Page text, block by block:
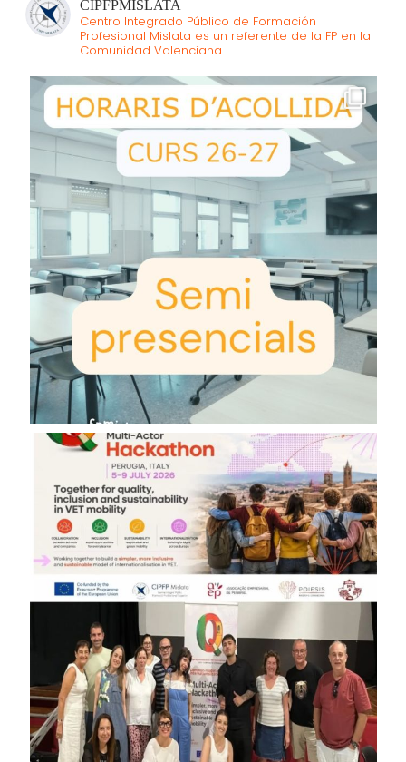
CIPFPMISLATA
Centro Integrado Público de Formación
Profesional Mislata es un referente de la FP en la
Comunidad Valenciana.